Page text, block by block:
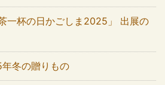
一杯の日かごしま2025」 出展の
年冬の贈りもの